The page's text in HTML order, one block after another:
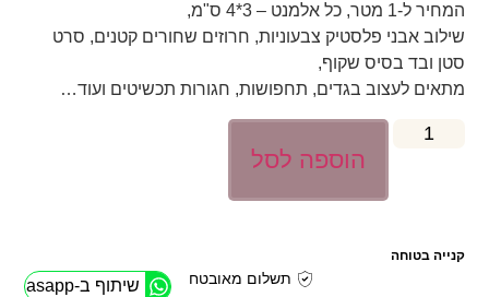
המחיר ל-1 מטר, כל אלמנט – 3*4 ס"מ,
שילוב אבני פלסטיק צבעוניות, חרוזים שחורים קטנים, סרט
סטן ובד בסיס שקוף,
מתאים לעצוב בגדים, תחפושות, חגורות תכשיטים ועוד…
הוספה לסל
קנייה בטוחה
תשלום מאובטח
שיתוף ב-Whasapp